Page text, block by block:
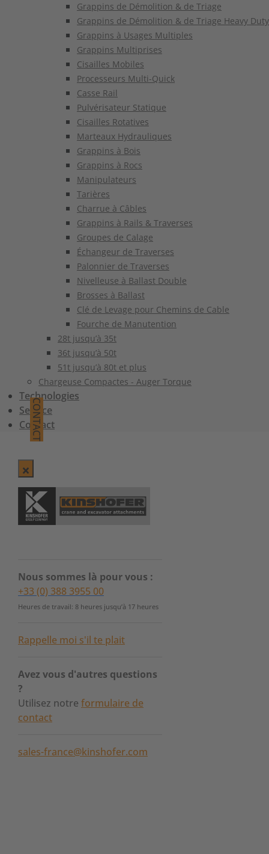
Grappins de Démolition & de Triage
Grappins de Démolition & de Triage Heavy Duty
Grappins à Usages Multiples
Grappins Multiprises
Cisailles Mobiles
Processeurs Multi-Quick
Casse Rail
Pulvérisateur Statique
Cisailles Rotatives
Marteaux Hydrauliques
Grappins à Bois
Grappins à Rocs
Manipulateurs
Tarières
Charrue à Câbles
Grappins à Rails & Traverses
Groupes de Calage
Échangeur de Traverses
Palonnier de Traverses
Nivelleuse à Ballast Double
Brosses à Ballast
Clé de Levage pour Chemins de Cable
Fourche de Manutention
28t jusqu’à 35t
36t jusqu’à 50t
51t jusqu’à 80t et plus
Chargeuse Compactes - Auger Torque
Technologies
Service
Contact
CONTACT
Nous sommes là pour vous :
+33 (0) 388 3955 00
Heures de travail: 8 heures jusqu’à 17 heures
Rappelle moi s'il te plait
Avez vous d'autres questions
?
Utilisez notre formulaire de
contact
sales-france@kinshofer.com